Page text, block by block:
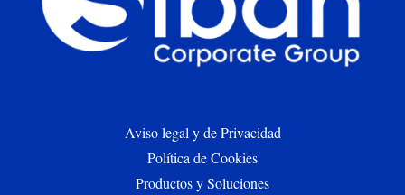
Aviso legal y de Privacidad
Política de Cookies
Productos y Soluciones